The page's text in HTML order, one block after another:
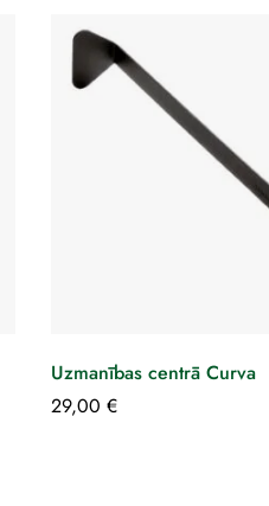
Uzmanības centrā Curva
29,00 €